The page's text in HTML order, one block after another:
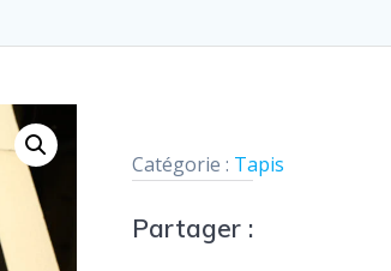
Catégorie : Tapis
Partager :